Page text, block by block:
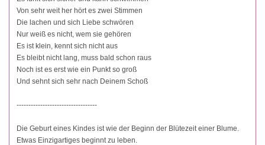
Von sehr weit her hört es zwei Stimmen
Die lachen und sich Liebe schwören
Nur weiß es nicht, wem sie gehören
Es ist klein, kennt sich nicht aus
Es bleibt nicht lang, muss bald schon raus
Noch ist es erst wie ein Punkt so groß
Und sehnt sich sehr nach Deinem Schoß
----------------------------------
Die Geburt eines Kindes ist wie der Beginn der Blütezeit einer Blume.
Etwas Einzigartiges beginnt zu leben.